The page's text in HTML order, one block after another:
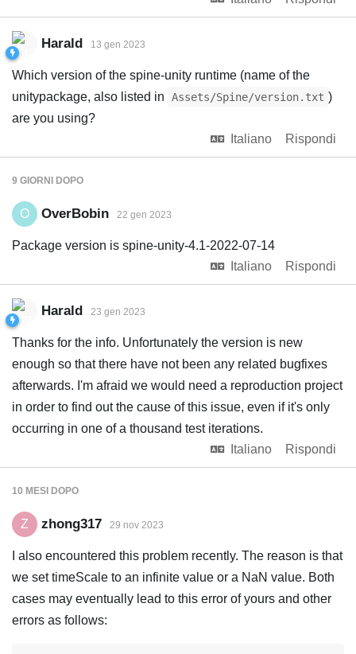
Harald 13 gen 2023
Which version of the spine-unity runtime (name of the
unitypackage, also listed in
Assets/Spine/version.txt )
are you using?
Italiano
Rispondi
9 GIORNI DOPO
O OverBobin 22 gen 2023
Package version is spine-unity-4.1-2022-07-14
Italiano
Rispondi
Harald 23 gen 2023
Thanks for the info. Unfortunately the version is new
enough so that there have not been any related bugfixes
afterwards. I'm afraid we would need a reproduction project
in order to find out the cause of this issue, even if it's only
occurring in one of a thousand test iterations.
Italiano
Rispondi
10 MESI DOPO
Z zhong317 29 nov 2023
I also encountered this problem recently. The reason is that
we set timeScale to an infinite value or a NaN value. Both
cases may eventually lead to this error of yours and other
errors as follows: